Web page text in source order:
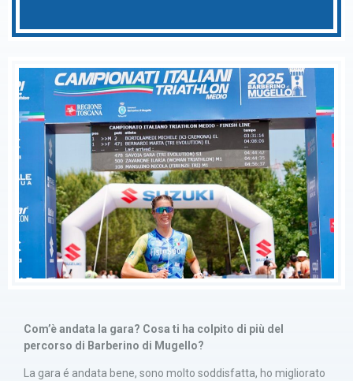
Com’è andata la gara? Cosa ti ha colpito di più del
percorso di Barberino di Mugello?
La gara é andata bene, sono molto soddisfatta, ho migliorato